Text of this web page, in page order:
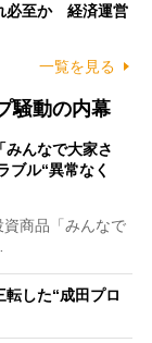
必至か 経済運営
一覧を見る
騒動の内幕
みんなで大家さ
ブル“異常なく
商品「みんなで
転した“成田プロ